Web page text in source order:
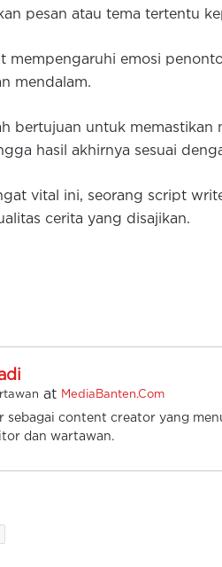
pesan atau tema tertentu
mempengaruhi emosi
mendalam.
bertujuan untuk memastikan
hasil akhirnya sesuai
vital ini, seorang script
cerita yang disajikan.
at MediaBanten.Com
sebagai content creator yang
dan wartawan.